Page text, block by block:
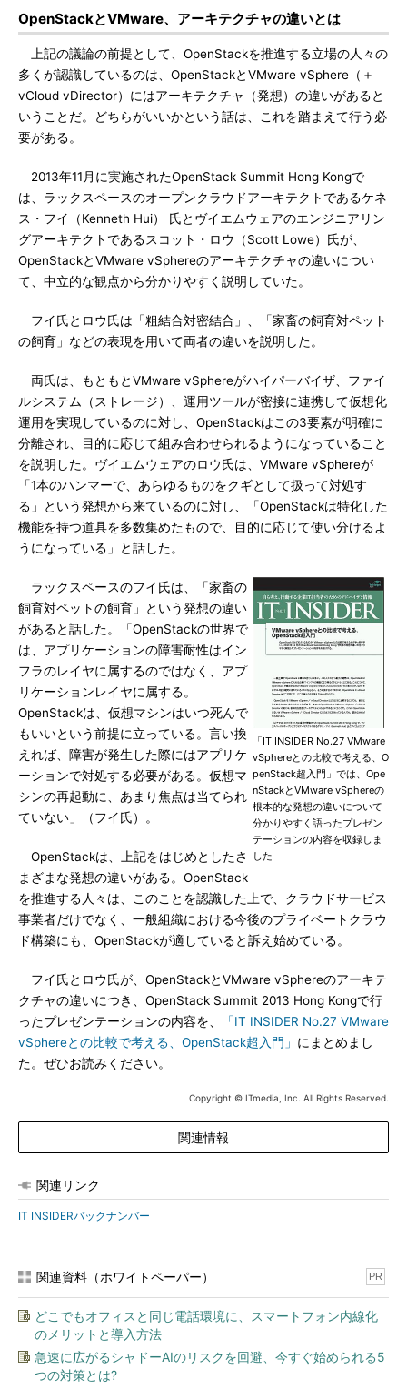
OpenStackとVMware、アーキテクチャの違いとは
上記の議論の前提として、OpenStackを推進する立場の人々の
多くが認識しているのは、OpenStackとVMware vSphere（＋
vCloud vDirector）にはアーキテクチャ（発想）の違いがあると
いうことだ。どちらがいいかという話は、これを踏まえて行う必
要がある。
2013年11月に実施されたOpenStack Summit Hong Kongで
は、ラックスペースのオープンクラウドアーキテクトであるケネ
ス・フイ（Kenneth Hui） 氏とヴイエムウェアのエンジニアリン
グアーキテクトであるスコット・ロウ（Scott Lowe）氏が、
OpenStackとVMware vSphereのアーキテクチャの違いについ
て、中立的な観点から分かりやすく説明していた。
フイ氏とロウ氏は「粗結合対密結合」、「家畜の飼育対ペット
の飼育」などの表現を用いて両者の違いを説明した。
両氏は、もともとVMware vSphereがハイパーバイザ、ファイ
ルシステム（ストレージ）、運用ツールが密接に連携して仮想化
運用を実現しているのに対し、OpenStackはこの3要素が明確に
分離され、目的に応じて組み合わせられるようになっていること
を説明した。ヴイエムウェアのロウ氏は、VMware vSphereが
「1本のハンマーで、あらゆるものをクギとして扱って対処す
る」という発想から来ているのに対し、「OpenStackは特化した
機能を持つ道具を多数集めたもので、目的に応じて使い分けるよ
うになっている」と話した。
「IT INSIDER No.27 VMware
vSphereとの比較で考える、O
penStack超入門」では、Ope
nStackとVMware vSphereの
根本的な発想の違いについて
分かりやすく語ったプレゼン
テーションの内容を収録しま
した
ラックスペースのフイ氏は、「家畜の
飼育対ペットの飼育」という発想の違い
があると話した。「OpenStackの世界で
は、アプリケーションの障害耐性はイン
フラのレイヤに属するのではなく、アプ
リケーションレイヤに属する。
OpenStackは、仮想マシンはいつ死んで
もいいという前提に立っている。言い換
えれば、障害が発生した際にはアプリケ
ーションで対処する必要がある。仮想マ
シンの再起動に、あまり焦点は当てられ
ていない」（フイ氏）。
OpenStackは、上記をはじめとしたさ
まざまな発想の違いがある。OpenStack
を推進する人々は、このことを認識した上で、クラウドサービス
事業者だけでなく、一般組織における今後のプライベートクラウ
ド構築にも、OpenStackが適していると訴え始めている。
フイ氏とロウ氏が、OpenStackとVMware vSphereのアーキテ
クチャの違いにつき、OpenStack Summit 2013 Hong Kongで行
ったプレゼンテーションの内容を、
「IT INSIDER No.27 VMware
vSphereとの比較で考える、OpenStack超入門」 にまとめまし
た。ぜひお読みください。
Copyright © ITmedia, Inc. All Rights Reserved.
関連情報
関連リンク
IT INSIDERバックナンバー
関連資料（ホワイトペーパー） PR
どこでもオフィスと同じ電話環境に、スマートフォン内線化
のメリットと導入方法
急速に広がるシャドーAIのリスクを回避、今すぐ始められる5
つの対策とは?